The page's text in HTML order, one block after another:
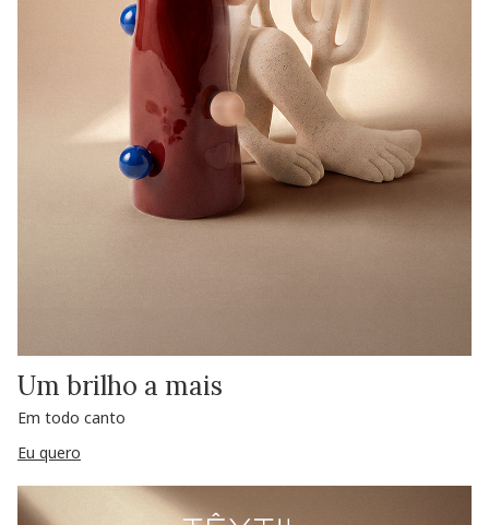
Um brilho a mais
Em todo canto
Eu quero